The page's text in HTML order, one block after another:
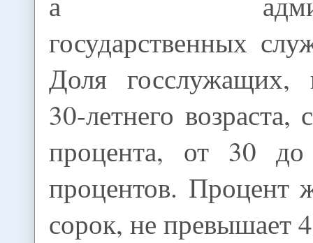
государственных
Доля госслужащих,
30-летнего возраста,
процента, от 30
процентов. Процент
сорок, не превышает